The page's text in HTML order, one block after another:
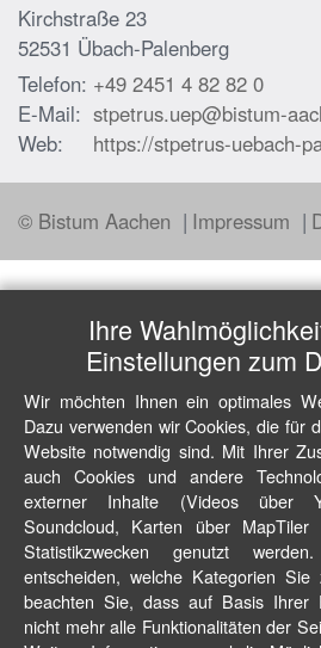
Kirchstraße 23
52531 Übach-Palenberg
Telefon: +49 2451 4 82 82 0
E-Mail: stpetrus.uep@bistum-
Web:
https://stpetrus-uebach-
© Bistum Aachen Impressum
Ihre
Einstellungen zum
Wir möchten Ihnen ein optimales
Dazu verwenden wir Cookies, die für
Website notwendig sind. Mit Ihrer
auch Cookies und andere
externer Inhalte (Videos über
Soundcloud, Karten über
Statistikzwecken genutzt
entscheiden, welche Kategorien
beachten Sie, dass auf Basis Ihrer
nicht mehr alle Funktionalitäten der